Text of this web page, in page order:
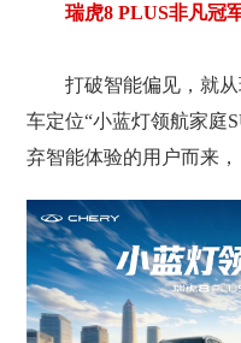
瑞虎8 PLUS非凡冠
打破智能偏见，就
车定位“小蓝灯领航家庭
弃智能体验的用户而来